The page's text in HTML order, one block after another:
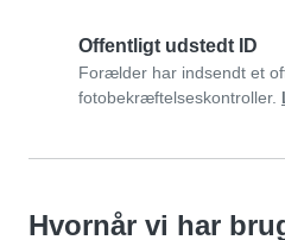
Offentligt udstedt ID
Forælder har indsendt et
fotobekræftelseskontroller.
Hvornår vi har